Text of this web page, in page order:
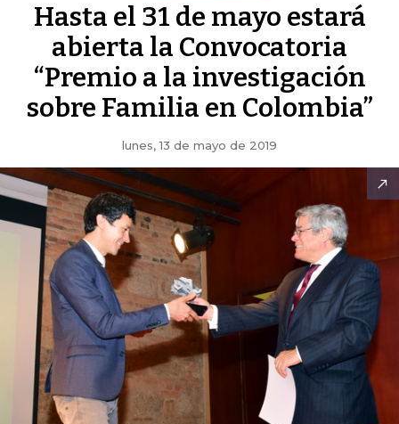
Hasta el 31 de mayo estará
abierta la Convocatoria
“Premio a la investigación
sobre Familia en Colombia”
lunes, 13 de mayo de 2019